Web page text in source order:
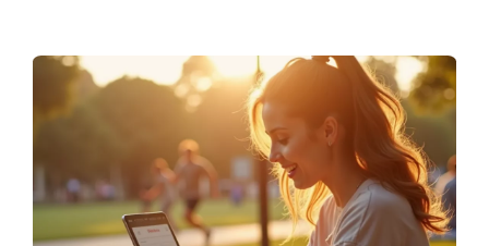
agente remoto?
Necesitarás una computadora portátil confiable, acceso a
internet rápido y software especializado para gestión
¿Cómo puedo mantenerme conectado con mis
clientes si trabajo remotamente?